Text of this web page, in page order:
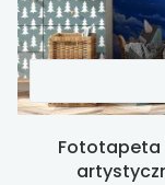
Fototapeta